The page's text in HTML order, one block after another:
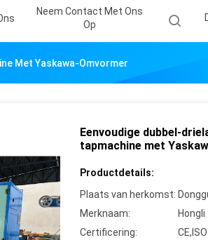
Neem Contact Met Ons
Op
Met Yaskawa-Omvormer
Eenvoudige dubbel-
tapmachine met
Productdetails:
Plaats van herkomst:
Merknaam:
Hongli
Certificering:
CE,ISO